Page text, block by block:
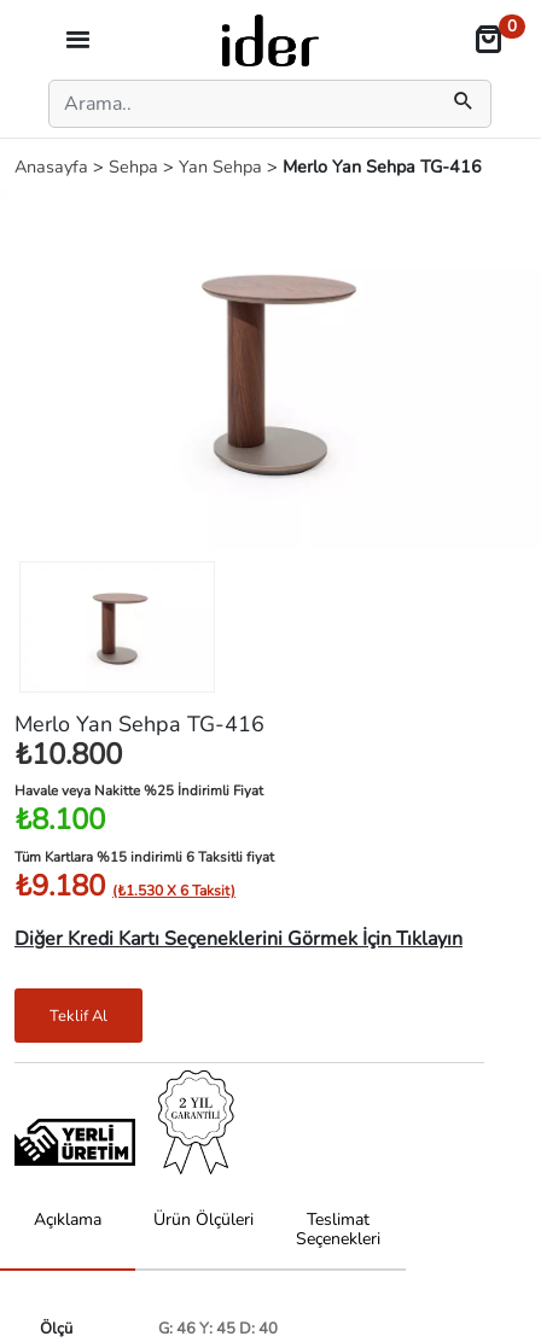
0
Anasayfa > Sehpa > Yan Sehpa > Merlo Yan Sehpa TG-416
Merlo Yan Sehpa TG-416
₺10.800
Havale veya Nakitte %25 İndirimli Fiyat
₺8.100
Tüm Kartlara %15 indirimli 6 Taksitli fiyat
₺9.180 (₺1.530 X 6 Taksit)
Diğer Kredi Kartı Seçeneklerini Görmek İçin Tıklayın
Teklif Al
Açıklama Ürün Ölçüleri
Teslimat
Seçenekleri
Ölçü
G: 46 Y: 45 D: 40